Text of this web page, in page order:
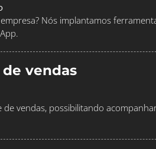
Nós implantamos
vendas
vendas, possibilitando